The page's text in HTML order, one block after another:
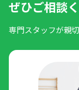
ぜひご相談
専門スタッフが親